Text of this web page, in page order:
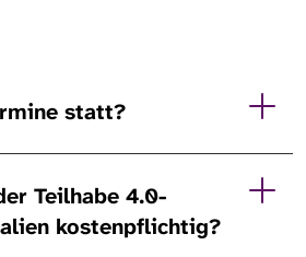
statt?
Teilhabe 4.0-
kostenpflichtig?